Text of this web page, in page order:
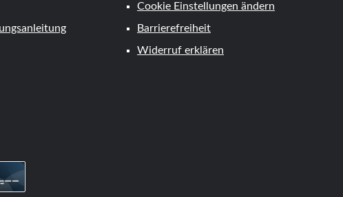
Cookie Einstellungen ändern
Barrierefreiheit
Widerruf erklären